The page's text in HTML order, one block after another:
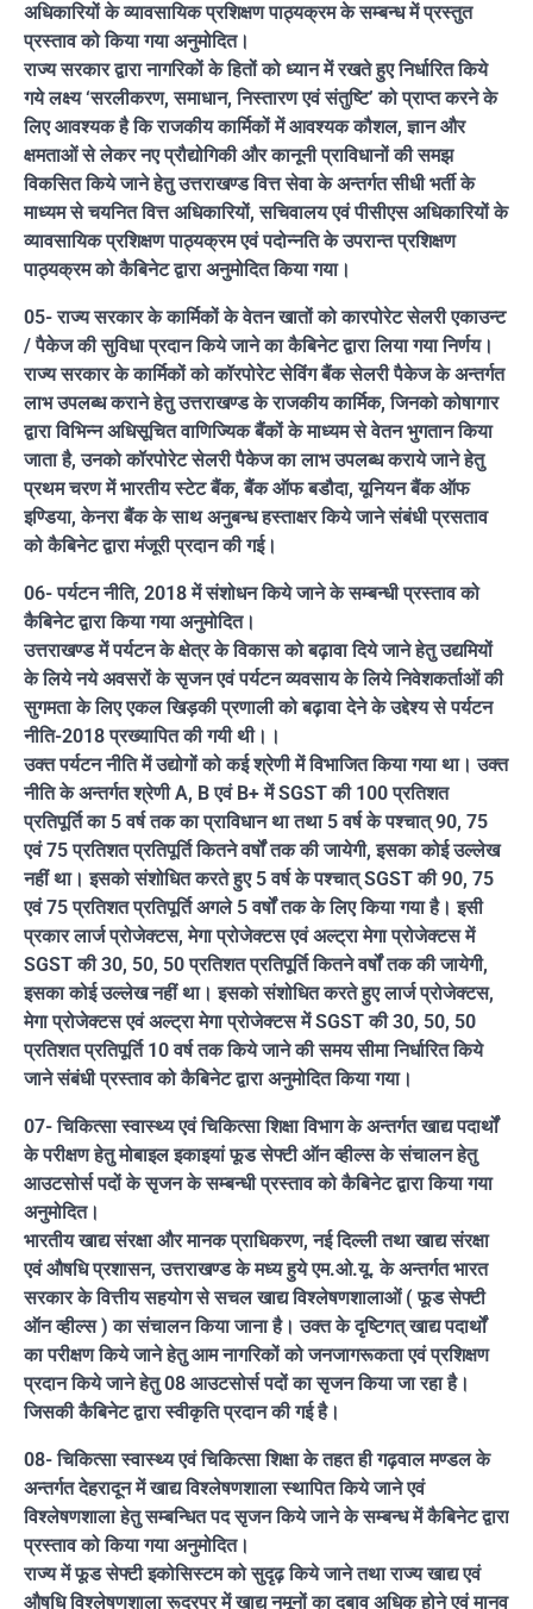
अधिकारियों के व्यावसायिक प्रशिक्षण पाठ्यक्रम के सम्बन्ध में प्रस्तुत
प्रस्ताव को किया गया अनुमोदित।
राज्य सरकार द्वारा नागरिकों के हितों को ध्यान में रखते हुए निर्धारित किये
गये लक्ष्य ‘सरलीकरण, समाधान, निस्तारण एवं संतुष्टि’ को प्राप्त करने के
लिए आवश्यक है कि राजकीय कार्मिकों में आवश्यक कौशल, ज्ञान और
क्षमताओं से लेकर नए प्रौद्योगिकी और कानूनी प्राविधानों की समझ
विकसित किये जाने हेतु उत्तराखण्ड वित्त सेवा के अन्तर्गत सीधी भर्ती के
माध्यम से चयनित वित्त अधिकारियों, सचिवालय एवं पीसीएस अधिकारियों के
व्यावसायिक प्रशिक्षण पाठ्यक्रम एवं पदोन्नति के उपरान्त प्रशिक्षण
पाठ्यक्रम को कैबिनेट द्वारा अनुमोदित किया गया।
05- राज्य सरकार के कार्मिकों के वेतन खातों को कारपोरेट सेलरी एकाउन्ट
/ पैकेज की सुविधा प्रदान किये जाने का कैबिनेट द्वारा लिया गया निर्णय।
राज्य सरकार के कार्मिकों को कॉरपोरेट सेविंग बैंक सेलरी पैकेज के अन्तर्गत
लाभ उपलब्ध कराने हेतु उत्तराखण्ड के राजकीय कार्मिक, जिनको कोषागार
द्वारा विभिन्न अधिसूचित वाणिज्यिक बैंकों के माध्यम से वेतन भुगतान किया
जाता है, उनको कॉरपोरेट सेलरी पैकेज का लाभ उपलब्ध कराये जाने हेतु
प्रथम चरण में भारतीय स्टेट बैंक, बैंक ऑफ बडौदा, यूनियन बैंक ऑफ
इण्डिया, केनरा बैंक के साथ अनुबन्ध हस्ताक्षर किये जाने संबंधी प्रसताव
को कैबिनेट द्वारा मंजूरी प्रदान की गई।
06- पर्यटन नीति, 2018 में संशोधन किये जाने के सम्बन्धी प्रस्ताव को
कैबिनेट द्वारा किया गया अनुमोदित।
उत्तराखण्ड में पर्यटन के क्षेत्र के विकास को बढ़ावा दिये जाने हेतु उद्यमियों
के लिये नये अवसरों के सृजन एवं पर्यटन व्यवसाय के लिये निवेशकर्ताओं की
सुगमता के लिए एकल खिड़की प्रणाली को बढ़ावा देने के उद्देश्य से पर्यटन
नीति-2018 प्रख्यापित की गयी थी।।
उक्त पर्यटन नीति में उद्योगों को कई श्रेणी में विभाजित किया गया था। उक्त
नीति के अन्तर्गत श्रेणी A, B एवं B+ में SGST की 100 प्रतिशत
प्रतिपूर्ति का 5 वर्ष तक का प्राविधान था तथा 5 वर्ष के पश्चात् 90, 75
एवं 75 प्रतिशत प्रतिपूर्ति कितने वर्षों तक की जायेगी, इसका कोई उल्लेख
नहीं था। इसको संशोधित करते हुए 5 वर्ष के पश्चात् SGST की 90, 75
एवं 75 प्रतिशत प्रतिपूर्ति अगले 5 वर्षों तक के लिए किया गया है। इसी
प्रकार लार्ज प्रोजेक्टस, मेगा प्रोजेक्टस एवं अल्ट्रा मेगा प्रोजेक्टस में
SGST की 30, 50, 50 प्रतिशत प्रतिपूर्ति कितने वर्षों तक की जायेगी,
इसका कोई उल्लेख नहीं था। इसको संशोधित करते हुए लार्ज प्रोजेक्टस,
मेगा प्रोजेक्टस एवं अल्ट्रा मेगा प्रोजेक्टस में SGST की 30, 50, 50
प्रतिशत प्रतिपूर्ति 10 वर्ष तक किये जाने की समय सीमा निर्धारित किये
जाने संबंधी प्रस्ताव को कैबिनेट द्वारा अनुमोदित किया गया।
07- चिकित्सा स्वास्थ्य एवं चिकित्सा शिक्षा विभाग के अन्तर्गत खाद्य पदार्थों
के परीक्षण हेतु मोबाइल इकाइयां फूड सेफ्टी ऑन व्हील्स के संचालन हेतु
आउटसोर्स पदों के सृजन के सम्बन्धी प्रस्ताव को कैबिनेट द्वारा किया गया
अनुमोदित।
भारतीय खाद्य संरक्षा और मानक प्राधिकरण, नई दिल्ली तथा खाद्य संरक्षा
एवं औषधि प्रशासन, उत्तराखण्ड के मध्य हुये एम.ओ.यू. के अन्तर्गत भारत
सरकार के वित्तीय सहयोग से सचल खाद्य विश्लेषणशालाओं ( फूड सेफ्टी
ऑन व्हील्स ) का संचालन किया जाना है। उक्त के दृष्टिगत् खाद्य पदार्थों
का परीक्षण किये जाने हेतु आम नागरिकों को जनजागरूकता एवं प्रशिक्षण
प्रदान किये जाने हेतु 08 आउटसोर्स पदों का सृजन किया जा रहा है।
जिसकी कैबिनेट द्वारा स्वीकृति प्रदान की गई है।
08- चिकित्सा स्वास्थ्य एवं चिकित्सा शिक्षा के तहत ही गढ़वाल मण्डल के
अन्तर्गत देहरादून में खाद्य विश्लेषणशाला स्थापित किये जाने एवं
विश्लेषणशाला हेतु सम्बन्धित पद सृजन किये जाने के सम्बन्ध में कैबिनेट द्वारा
प्रस्ताव को किया गया अनुमोदित।
राज्य में फूड सेफ्टी इकोसिस्टम को सुदृढ़ किये जाने तथा राज्य खाद्य एवं
औषधि विश्लेषणशाला रूद्रपुर में खाद्य नमूनों का दबाव अधिक होने एवं मानव